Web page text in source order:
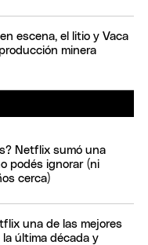
escena, el litio y Vaca
minera
Netflix sumó una
podés ignorar (ni
cerca)
una de las mejores
última década y